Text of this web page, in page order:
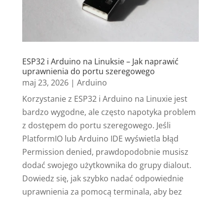
ESP32 i Arduino na Linuksie – Jak naprawić
uprawnienia do portu szeregowego
maj 23, 2026| Arduino
Korzystanie z ESP32 i Arduino na Linuxie jest
bardzo wygodne, ale często napotyka problem
z dostępem do portu szeregowego. Jeśli
PlatformIO lub Arduino IDE wyświetla błąd
Permission denied, prawdopodobnie musisz
dodać swojego użytkownika do grupy dialout.
Dowiedz się, jak szybko nadać odpowiednie
uprawnienia za pomocą terminala, aby bez